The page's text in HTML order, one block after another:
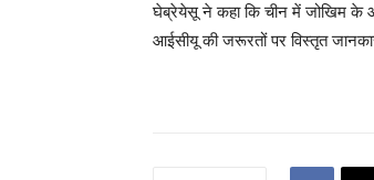
घेब्रेयेसू ने कहा कि चीन में जोखिम के
आईसीयू की जरूरतों पर विस्तृत